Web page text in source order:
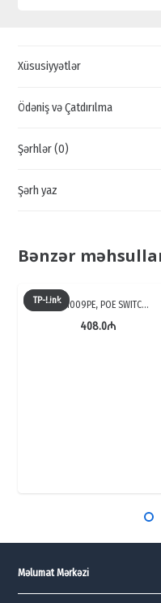
POE
quantity
Xüsusiyyətlər
Ödəniş və Çatdırılma
Şərhlər (0)
Şərh yaz
Bənzər
TP-LinkTL-SF1009PE, POE SWITC…
408.0₼
Məlumat Mərkəzi